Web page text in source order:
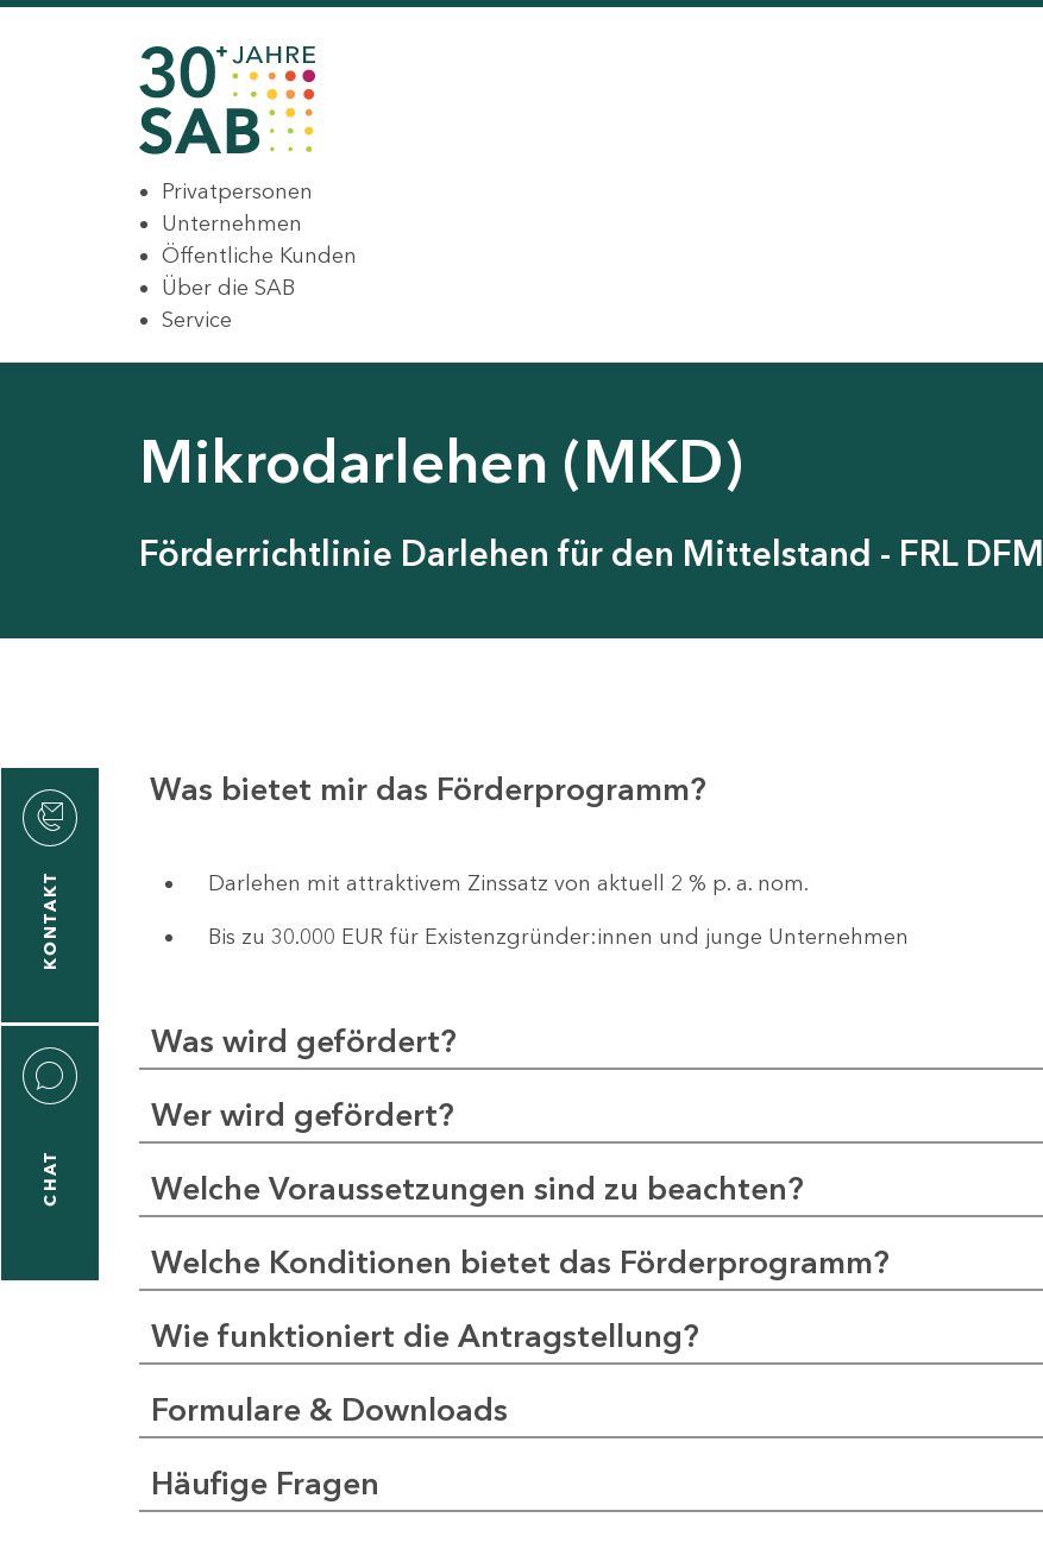
Privatpersonen
Unternehmen
Öffentliche Kunden
Über die SAB
Service
Mikrodarlehen (MKD)
Förderrichtlinie Darlehen für den Mittelstand - FRL DFM
KONTAKT
CHAT
Was bietet mir das Förderprogramm?
Darlehen mit attraktivem Zinssatz von aktuell 2 % p. a. nom.
Bis zu 30.000 EUR für Existenzgründer:innen und junge Unternehmen
Was wird gefördert?
Wer wird gefördert?
Welche Voraussetzungen sind zu beachten?
Welche Konditionen bietet das Förderprogramm?
Wie funktioniert die Antragstellung?
Formulare & Downloads
Häufige Fragen